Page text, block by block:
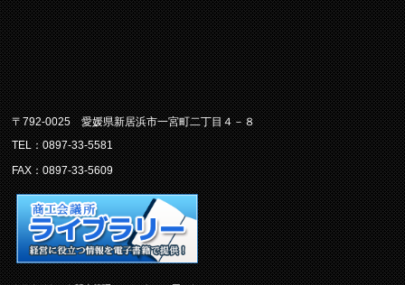
〒792-0025 愛媛県新居浜市一宮町二丁目４－８
TEL：0897-33-5581
FAX：0897-33-5609